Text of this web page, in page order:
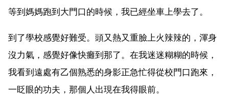
等到媽媽跑到大門口的時候，我已經坐車上學去了。
到了學校感覺好難受。頭又熱又重臉上火辣辣的，渾身
沒力氣，感覺好像快癱到那了。在我迷迷糊糊的時候，
我看到遠處有乙個熟悉的身影正急忙得從校門口跑來，
一眨眼的功夫，那個人出現在我得眼前。